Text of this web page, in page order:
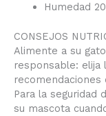
Humedad
CONSEJOS
Alimente a su
responsable: elija
Para la seguridad
su mascota